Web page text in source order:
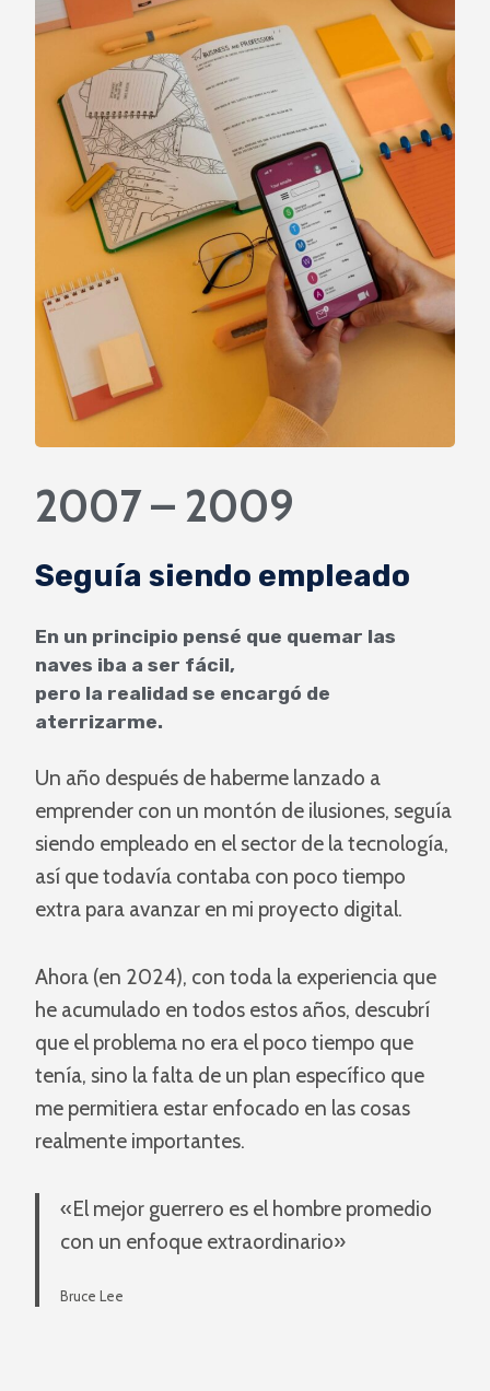
2007 – 2009
Seguía siendo empleado
En un principio pensé que quemar las
naves iba a ser fácil,
pero la realidad se encargó de
aterrizarme.
Un año después de haberme lanzado a
emprender con un montón de ilusiones, seguía
siendo empleado en el sector de la tecnología,
así que todavía contaba con poco tiempo
extra para avanzar en mi proyecto digital.
Ahora (en 2024), con toda la experiencia que
he acumulado en todos estos años, descubrí
que el problema no era el poco tiempo que
tenía, sino la falta de un plan específico que
me permitiera estar enfocado en las cosas
realmente importantes.
«El mejor guerrero es el hombre promedio
con un enfoque extraordinario»
Bruce Lee